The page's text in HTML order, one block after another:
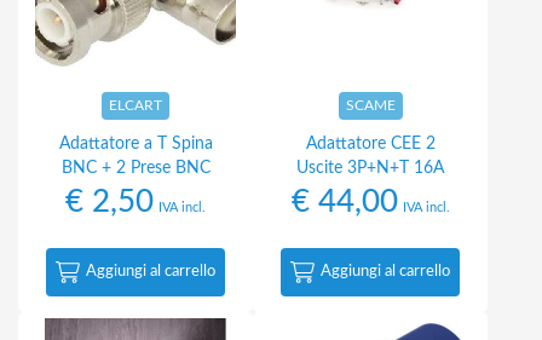
ELCART
Adattatore a T Spina
BNC + 2 Prese BNC
€ 2,50 IVA incl.
Aggiungi al carrello
SCAME
Adattatore CEE 2
Uscite 3P+N+T 16A
€44,00 IVA incl.
Aggiungi al carrello